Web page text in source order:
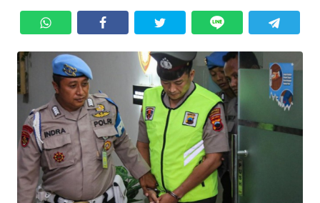
KRIMINAL
EKUIN
SAINS-TEKNO
KESEHATAN
INTERNASIONAL